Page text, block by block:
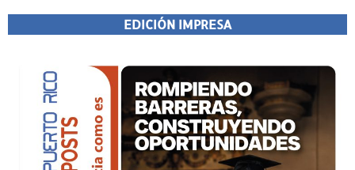
EDICIÓN IMPRESA